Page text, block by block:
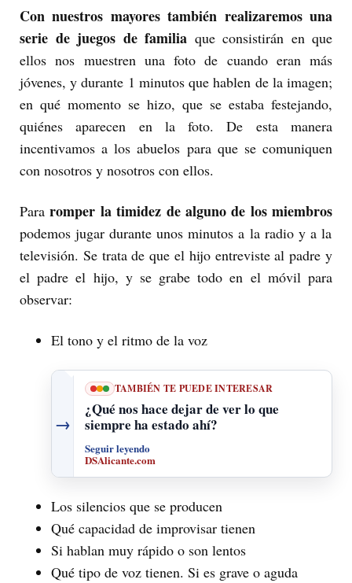
Con nuestros mayores también realizaremos una
serie de juegos de familia que consistirán en que
ellos nos muestren una foto de cuando eran más
jóvenes, y durante 1 minutos que hablen de la imagen;
en qué momento se hizo, que se estaba festejando,
quiénes aparecen en la foto. De esta manera
incentivamos a los abuelos para que se comuniquen
con nosotros y nosotros con ellos.
Pararomper la timidez de alguno de los miembros
podemos jugar durante unos minutos a la radio y a la
televisión. Se trata de que el hijo entreviste al padre y
el padre el hijo, y se grabe todo en el móvil para
observar:
El tono y el ritmo de la voz
→
TAMBIÉN TE PUEDE INTERESAR
¿Qué nos hace dejar de ver lo que
siempre ha estado ahí?
Seguir leyendo
DSAlicante.com
Los silencios que se producen
Qué capacidad de improvisar tienen
Si hablan muy rápido o son lentos
Qué tipo de voz tienen. Si es grave o aguda